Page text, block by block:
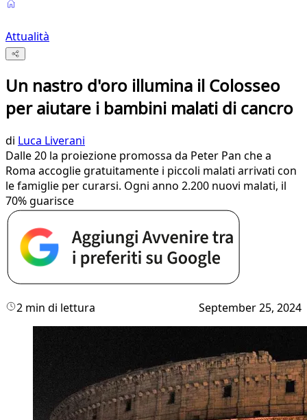
Attualità
Un nastro d'oro illumina il Colosseo
per aiutare i bambini malati di cancro
di Luca Liverani
Dalle 20 la proiezione promossa da Peter Pan che a
Roma accoglie gratuitamente i piccoli malati arrivati con
le famiglie per curarsi. Ogni anno 2.200 nuovi malati, il
70% guarisce
2 min di lettura September 25, 2024